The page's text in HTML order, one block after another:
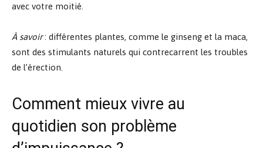
avec votre moitié.
À savoir: différentes plantes, comme le ginseng et la maca,
sont des stimulants naturels qui contrecarrent les troubles
de l’érection.
Comment mieux vivre au
quotidien son problème